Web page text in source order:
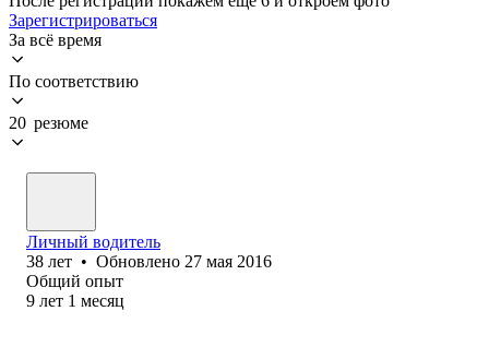
Зарегистрироваться
За всё время
По соответствию
20 резюме
Личный водитель
38 лет • Обновлено 27 мая 2016
Общий опыт
9 лет 1 месяц